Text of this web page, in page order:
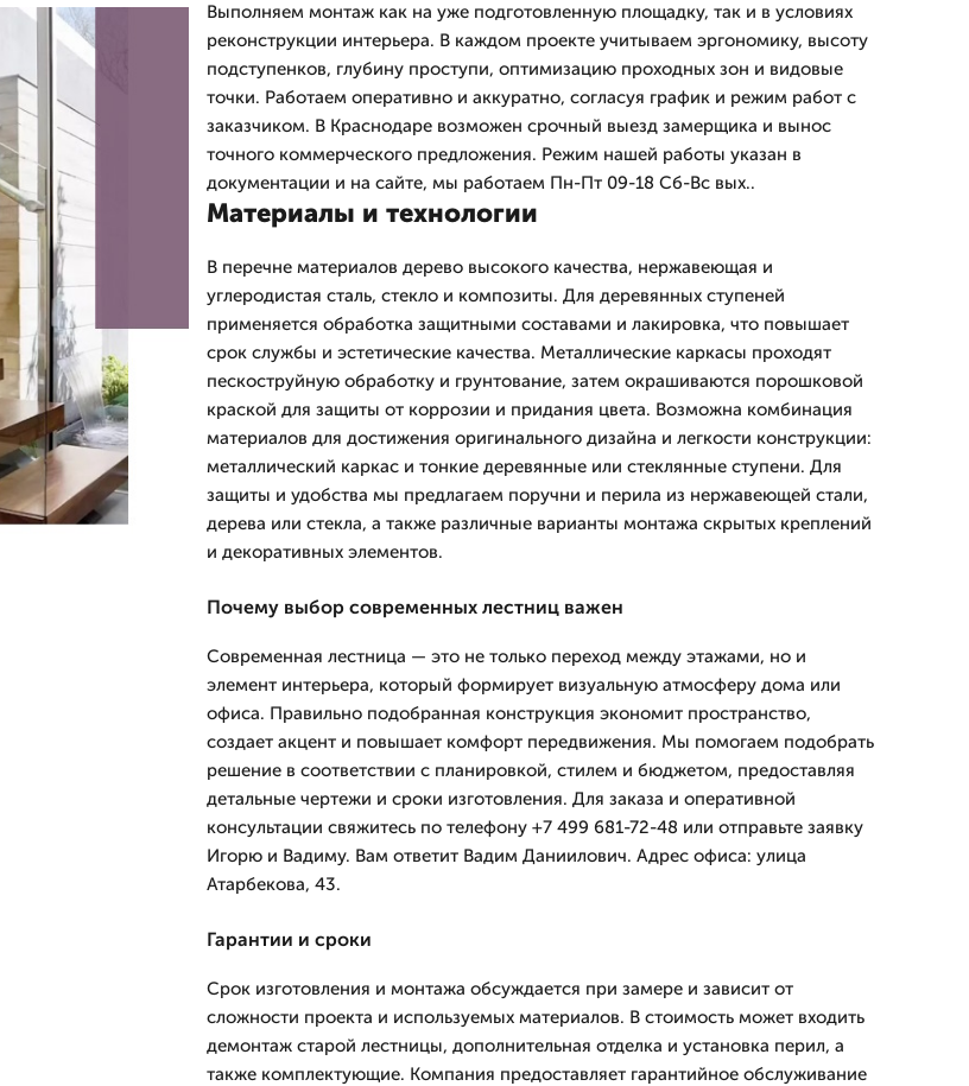
Выполняем монтаж как на уже подготовленную площадку, так и в условиях
реконструкции интерьера. В каждом проекте учитываем эргономику, высоту
подступенков, глубину проступи, оптимизацию проходных зон и видовые
точки. Работаем оперативно и аккуратно, согласуя график и режим работ с
заказчиком. В Краснодаре возможен срочный выезд замерщика и вынос
точного коммерческого предложения. Режим нашей работы указан в
документации и на сайте, мы работаем Пн-Пт 09-18 Сб-Вс вых..
Материалы и технологии
В перечне материалов дерево высокого качества, нержавеющая и
углеродистая сталь, стекло и композиты. Для деревянных ступеней
применяется обработка защитными составами и лакировка, что повышает
срок службы и эстетические качества. Металлические каркасы проходят
пескоструйную обработку и грунтование, затем окрашиваются порошковой
краской для защиты от коррозии и придания цвета. Возможна комбинация
материалов для достижения оригинального дизайна и легкости конструкции:
металлический каркас и тонкие деревянные или стеклянные ступени. Для
защиты и удобства мы предлагаем поручни и перила из нержавеющей стали,
дерева или стекла, а также различные варианты монтажа скрытых креплений
и декоративных элементов.
Почему выбор современных лестниц важен
Современная лестница — это не только переход между этажами, но и
элемент интерьера, который формирует визуальную атмосферу дома или
офиса. Правильно подобранная конструкция экономит пространство,
создает акцент и повышает комфорт передвижения. Мы помогаем подобрать
решение в соответствии с планировкой, стилем и бюджетом, предоставляя
детальные чертежи и сроки изготовления. Для заказа и оперативной
консультации свяжитесь по телефону +7 499 681-72-48 или отправьте заявку
Игорю и Вадиму. Вам ответит Вадим Даниилович. Адрес офиса: улица
Атарбекова, 43.
Гарантии и сроки
Срок изготовления и монтажа обсуждается при замере и зависит от
сложности проекта и используемых материалов. В стоимость может входить
демонтаж старой лестницы, дополнительная отделка и установка перил, а
также комплектующие. Компания предоставляет гарантийное обслуживание